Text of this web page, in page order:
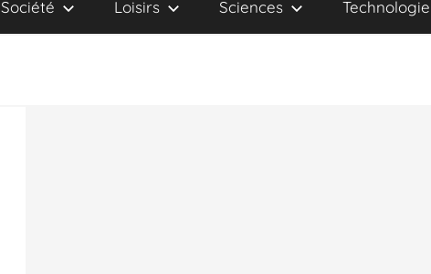
Société Loisirs Sciences Technologie